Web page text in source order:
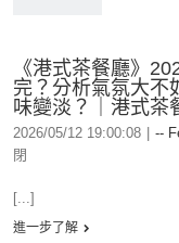
《港式茶餐廳》
完？分析氣氛大不
味變淡？｜港式茶
2026/05/12 19:00:08 --
閉
[...]
進一步了解